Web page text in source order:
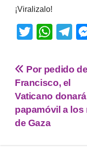
¡Viralizalo!
T
tt
er
W
at
s
A
p
T
e
a
m
Por pedido de
Francisco, el
Vaticano donará
papamóvil a los
de Gaza